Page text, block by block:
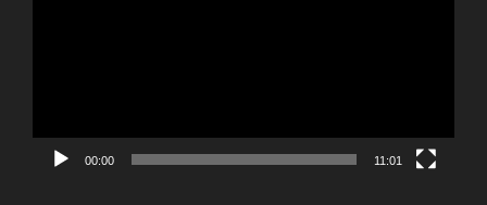
00:00 11:01